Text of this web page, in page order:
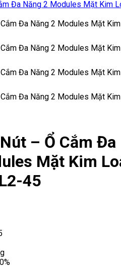
– Ổ Cắm Đa
Mặt Kim
45